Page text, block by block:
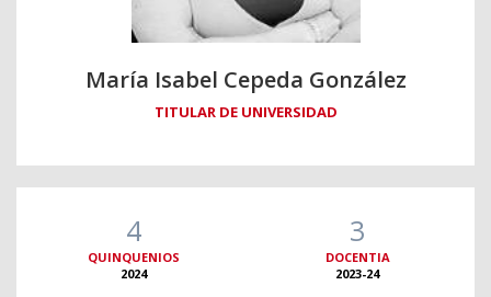
María Isabel Cepeda González
TITULAR DE UNIVERSIDAD
4
QUINQUENIOS
2024
3
DOCENTIA
2023-24